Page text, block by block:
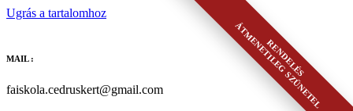
RENDELÉS
ÁTMENETILEG SZÜNETEL
Ugrás a tartalomhoz
MAIL :
faiskola.cedruskert@gmail.com